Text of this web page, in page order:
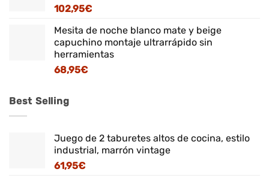
102,95€
Mesita de noche blanco mate y beige
capuchino montaje ultrarrápido sin
herramientas
68,95€
Best Selling
Juego de 2 taburetes altos de cocina, estilo
industrial, marrón vintage
61,95€